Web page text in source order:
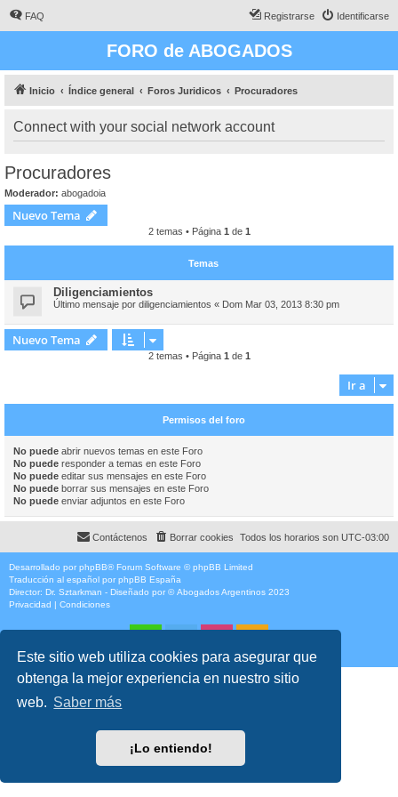
Este sitio web utiliza cookies para asegurar que
obtenga la mejor experiencia en nuestro sitio
web. Saber más
¡Lo entiendo!
FAQ Identificarse
Registrarse
FORO de ABOGADOS
Inicio Índice general Foros Juridicos Procuradores
Connect with your social network account
Procuradores
Moderador: abogadoia
Nuevo Tema
2 temas • Página 1 de 1
Temas
Diligenciamientos
Último mensaje por diligenciamientos « Dom Mar 03, 2013 8:30 pm
Nuevo Tema
2 temas • Página 1 de 1
Ir a
Permisos del foro
No puede abrir nuevos temas en este Foro
No puede responder a temas en este Foro
No puede editar sus mensajes en este Foro
No puede borrar sus mensajes en este Foro
No puede enviar adjuntos en este Foro
Todos los horarios son UTC-03:00
Borrar cookies
Contáctenos
Desarrollado por phpBB® Forum Software © phpBB Limited
Traducción al español por phpBB España
Director: Dr. Sztarkman - Diseñado por ©Abogados Argentinos 2023
Privacidad | Condiciones